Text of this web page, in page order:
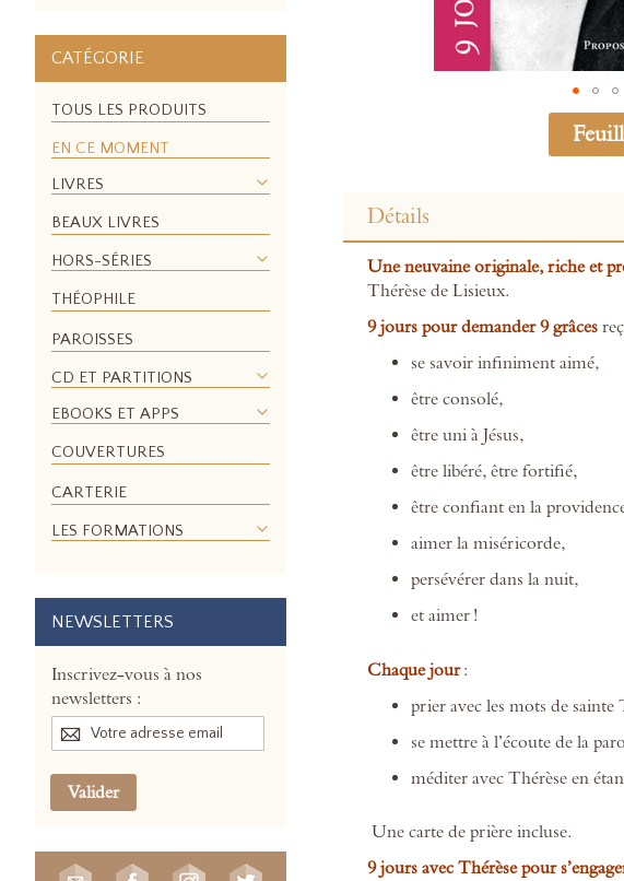
beginning
images
gallery
Détails
Une neuvaine originale, riche et
Thérèse de Lisieux.
9 jours pour demander 9 grâces
se savoir infiniment aimé,
être consolé,
être uni à Jésus,
être libéré, être fortifié,
être confiant en la
aimer la miséricorde,
persévérer dans la nuit,
et aimer !
Chaque jour:
prier avec les mots de sainte
se mettre à l’écoute de la
méditer avec Thérèse en
Une carte de prière incluse.
9 jours avec Thérèse pour
CATÉGORIE
TOUS LES PRODUITS
EN CE MOMENT
LIVRES
BEAUX LIVRES
HORS-SÉRIES
THÉOPHILE
PAROISSES
CD ET PARTITIONS
EBOOKS ET APPS
COUVERTURES
CARTERIE
LES FORMATIONS
NEWSLETTERS
Inscrivez-vous à nos
newsletters :
Valider